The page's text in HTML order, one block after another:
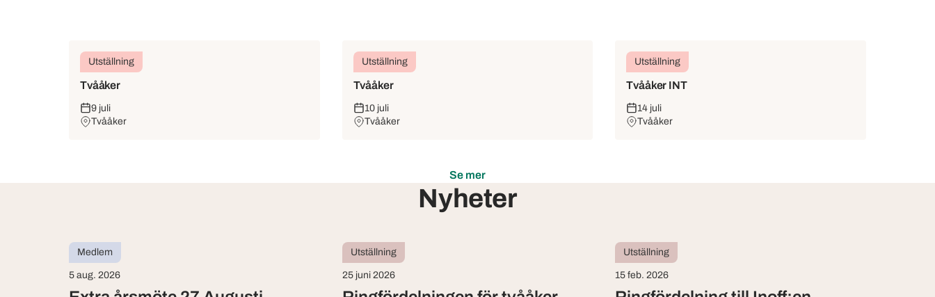
Utställning
Tvååker
9 juli
Tvååker
Utställning
Tvååker
10 juli
Tvååker
Utställning
Tvååker INT
14 juli
Tvååker
Se mer
Nyheter
Medlem
5 aug. 2026
Utställning
25 juni 2026
Utställning
15 feb. 2026